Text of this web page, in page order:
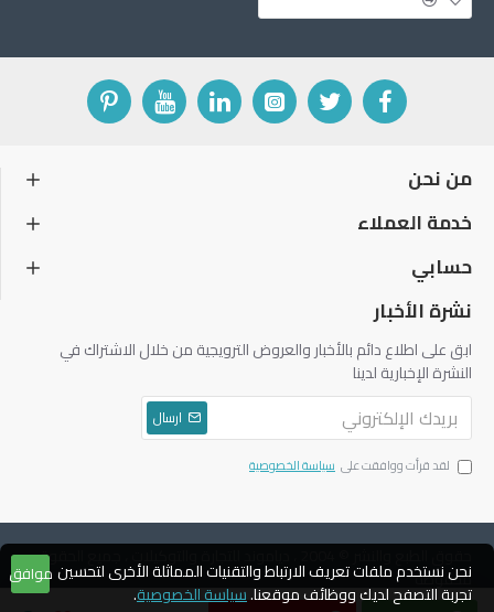
من نحن
خدمة العملاء
حسابي
نشرة الأخبار
ابق على اطلاع دائم بالأخبار والعروض الترويجية من خلال الاشتراك في
النشرة الإخبارية لدينا
ارسال
لقد قرأت ووافقت على سياسة الخصوصية
حقوق الطبع والنشر © 2004 ، دياموند للتجارة والتوكيلات ، جميع الحقوق
محفوظة
موافق نحن نستخدم ملفات تعريف الارتباط والتقنيات المماثلة الأخرى لتحسين
تجربة التصفح لديك ووظائف موقعنا.سياسة الخصوصية.